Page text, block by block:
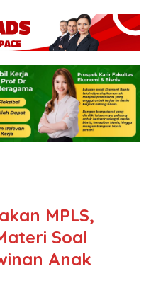
MPLS,
Soal
Anak